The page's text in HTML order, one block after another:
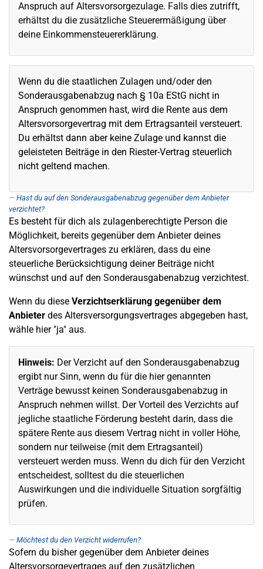
Anspruch auf Altersvorsorgezulage. Falls dies zutrifft,
erhältst du die zusätzliche Steuerermäßigung über
deine Einkommensteuererklärung.
Wenn du die staatlichen Zulagen und/oder den
Sonderausgabenabzug nach § 10a EStG nicht in
Anspruch genommen hast, wird die Rente aus dem
Altersvorsorgevertrag mit dem Ertragsanteil versteuert.
Du erhältst dann aber keine Zulage und kannst die
geleisteten Beiträge in den Riester-Vertrag steuerlich
nicht geltend machen.
Hast du auf den Sonderausgabenabzug gegenüber dem Anbieter
verzichtet?
Es besteht für dich als zulagenberechtigte Person die
Möglichkeit, bereits gegenüber dem Anbieter deines
Altersvorsorgevertrages zu erklären, dass du eine
steuerliche Berücksichtigung deiner Beiträge nicht
wünschst und auf den Sonderausgabenabzug verzichtest.
Wenn du diese Verzichtserklärung gegenüber dem
Anbieter des Altersversorgungsvertrages abgegeben hast,
wähle hier "ja" aus.
Hinweis: Der Verzicht auf den Sonderausgabenabzug
ergibt nur Sinn, wenn du für die hier genannten
Verträge bewusst keinen Sonderausgabenabzug in
Anspruch nehmen willst. Der Vorteil des Verzichts auf
jegliche staatliche Förderung besteht darin, dass die
spätere Rente aus diesem Vertrag nicht in voller Höhe,
sondern nur teilweise (mit dem Ertragsanteil)
versteuert werden muss. Wenn du dich für den Verzicht
entscheidest, solltest du die steuerlichen
Auswirkungen und die individuelle Situation sorgfältig
prüfen.
Möchtest du den Verzicht widerrufen?
Sofern du bisher gegenüber dem Anbieter deines
Altersvorsorgevertrages auf den zusätzlichen